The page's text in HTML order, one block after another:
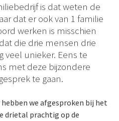
is dat weten de
dat er ook van 1 familie
werken is misschien
die drie mensen drie
veel unieker. Eens te
met deze bijzondere
te gaan.
we afgesproken bij het
drietal prachtig op de